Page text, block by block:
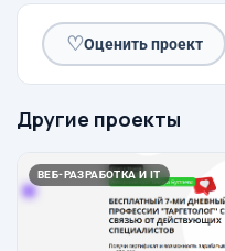
♡Оценить проект
Другие проекты
ВЕБ-РАЗРАБОТКА И IT